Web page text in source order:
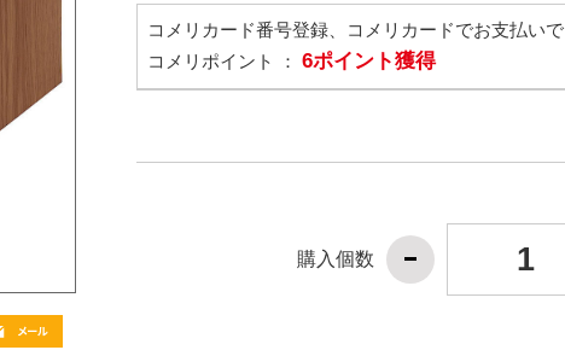
コメリカード番号登録、コメリカードでお支払いで
コメリポイント ： 6ポイント獲得
購入個数